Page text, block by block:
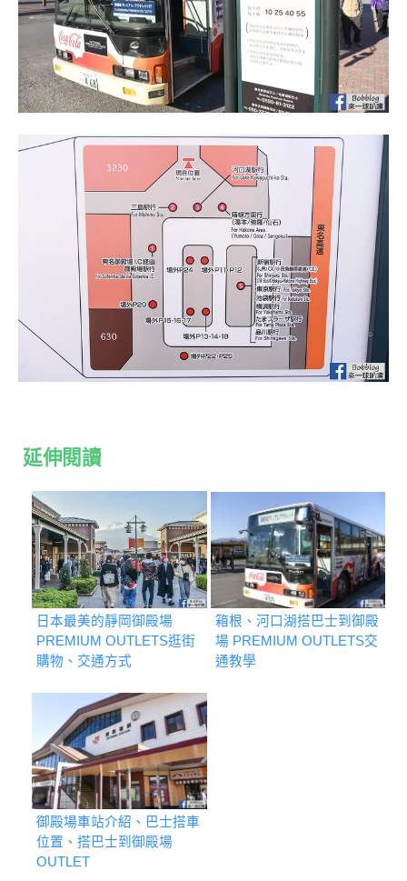
延伸閱讀
日本最美的靜岡御殿場
PREMIUM OUTLETS逛街
購物、交通方式
箱根、河口湖搭巴士到御殿
場 PREMIUM OUTLETS交
通教學
御殿場車站介紹、巴士搭車
位置、搭巴士到御殿場
OUTLET